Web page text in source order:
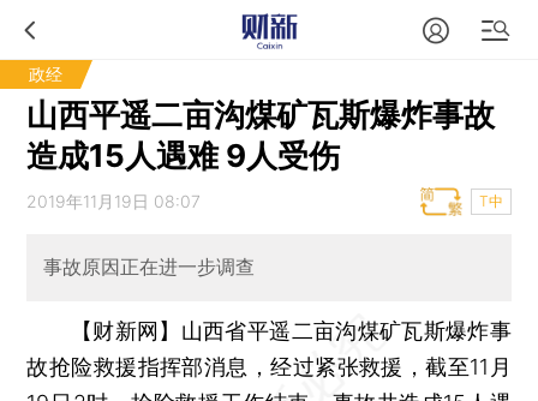
政经
山西平遥二亩沟煤矿瓦斯爆炸事故
造成15人遇难 9人受伤
2019年11月19日 08:07 T中
事故原因正在进一步调查
【财新网】 山西省平遥二亩沟煤矿瓦斯爆炸事
故抢险救援指挥部消息，经过紧张救援，截至11月